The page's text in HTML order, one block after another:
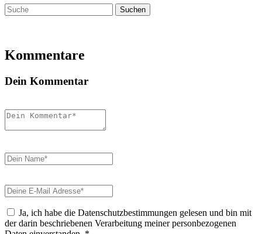
Suchen
nach:
Kommentare
Dein Kommentar
Ja, ich habe die Datenschutzbestimmungen gelesen und bin mit
der darin beschriebenen Verarbeitung meiner personbezogenen